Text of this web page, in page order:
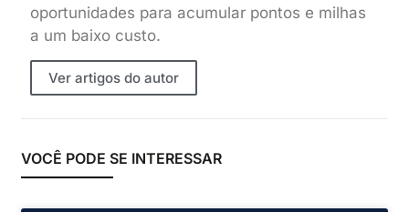
oportunidades para acumular pontos e milhas
a um baixo custo.
Ver artigos do autor
VOCÊ PODE SE INTERESSAR